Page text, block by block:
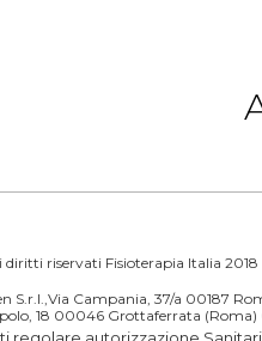
diritti riservati Fisioterapia Italia 2018
S.r.l.,Via Campania, 37/a 00187
18 00046 Grottaferrata